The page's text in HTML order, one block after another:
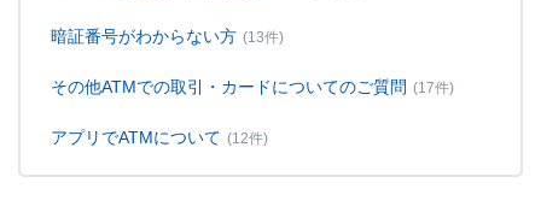
暗証番号がわからない方 (13件)
その他ATMでの取引・カードについてのご質問 (17件)
アプリでATMについて (12件)